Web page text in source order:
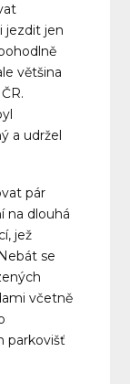
jezdit jen
většina
a udržel
pár
na dlouhá
jež
se
včetně
parkovišť